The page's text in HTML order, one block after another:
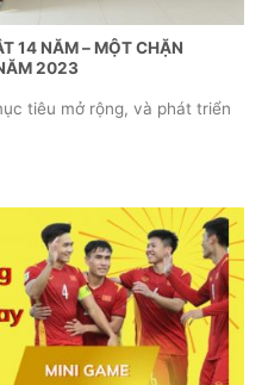
14 NĂM – MỘT CHẶN
2023
tiêu mở rộng, và phát triển